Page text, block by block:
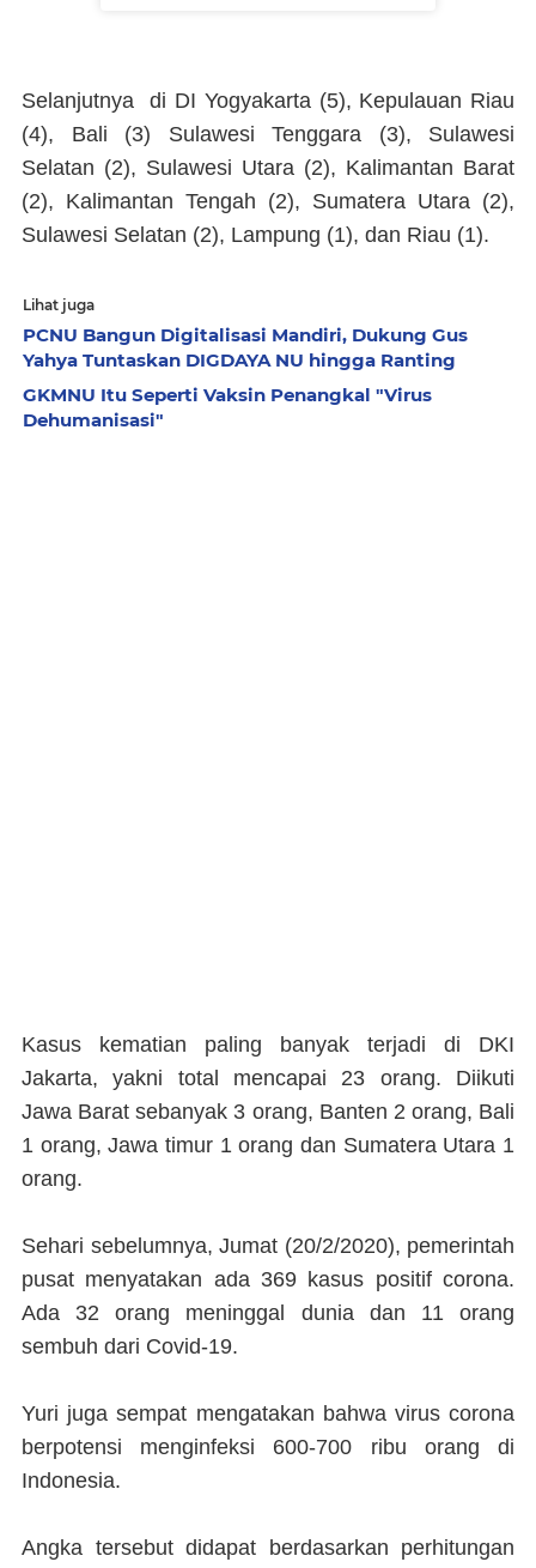
Selanjutnya di DI Yogyakarta (5), Kepulauan Riau
(4), Bali (3) Sulawesi Tenggara (3), Sulawesi
Selatan (2), Sulawesi Utara (2), Kalimantan Barat
(2), Kalimantan Tengah (2), Sumatera Utara (2),
Sulawesi Selatan (2), Lampung (1), dan Riau (1).
Lihat juga
PCNU Bangun Digitalisasi Mandiri, Dukung Gus
Yahya Tuntaskan DIGDAYA NU hingga Ranting
GKMNU Itu Seperti Vaksin Penangkal "Virus
Dehumanisasi"
Kasus kematian paling banyak terjadi di DKI
Jakarta, yakni total mencapai 23 orang. Diikuti
Jawa Barat sebanyak 3 orang, Banten 2 orang, Bali
1 orang, Jawa timur 1 orang dan Sumatera Utara 1
orang.
Sehari sebelumnya, Jumat (20/2/2020), pemerintah
pusat menyatakan ada 369 kasus positif corona.
Ada 32 orang meninggal dunia dan 11 orang
sembuh dari Covid-19.
Yuri juga sempat mengatakan bahwa virus corona
berpotensi menginfeksi 600-700 ribu orang di
Indonesia.
Angka tersebut didapat berdasarkan perhitungan